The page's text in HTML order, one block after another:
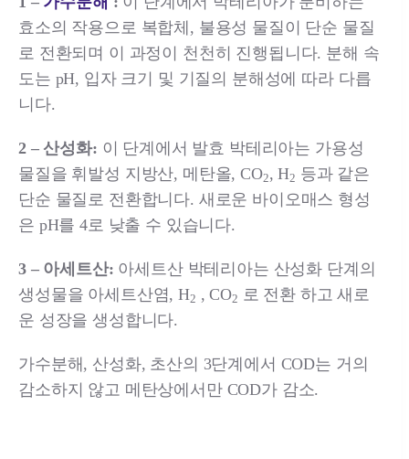
효소의 작용으로 복합체, 불용성 물질이 단순 물질
로 전환되며 이 과정이 천천히 진행됩니다. 분해 속
도는 pH, 입자 크기 및 기질의 분해성에 따라 다릅
니다.
2 – 산성화: 이 단계에서 발효 박테리아는 가용성
물질을 휘발성 지방산, 메탄올, CO2, H2 등과 같은
단순 물질로 전환합니다. 새로운 바이오매스 형성
은 pH를 4로 낮출 수 있습니다.
3 – 아세트산: 아세트산 박테리아는 산성화 단계의
생성물을 아세트산염, H2 , CO2 로 전환 하고 새로
운 성장을 생성합니다.
가수분해, 산성화, 초산의 3단계에서 COD는 거의
감소하지 않고 메탄상에서만 COD가 감소.